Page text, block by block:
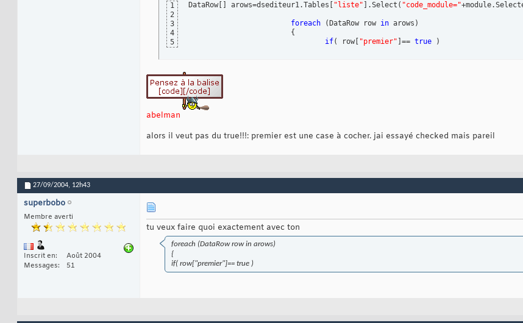
1
2
3
4
5
DataRow arows=dsediteur1.Tables "liste" .Select ( "code_module="
foreach ( DataRow row in arows )
{
if( row "premier" == true )
abelman
alors il veut pas du true!!!: premier est une case à cocher. jai essayé checked mais pareil
27/09/2004, 12h43
superbobo
Membre averti
Inscrit en
Août 2004
Messages
51
tu veux faire quoi exactement avec ton
foreach (DataRow row in arows)
{
if( row["premier"]== true )